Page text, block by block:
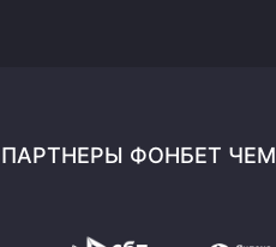
ПАРТНЕРЫ ФОНБЕТ